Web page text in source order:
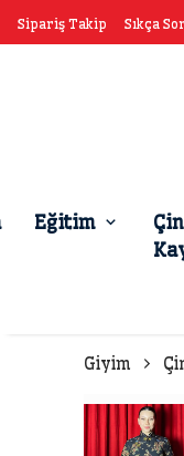
Sipariş Takip Sıkça
Eğitim
Giyim